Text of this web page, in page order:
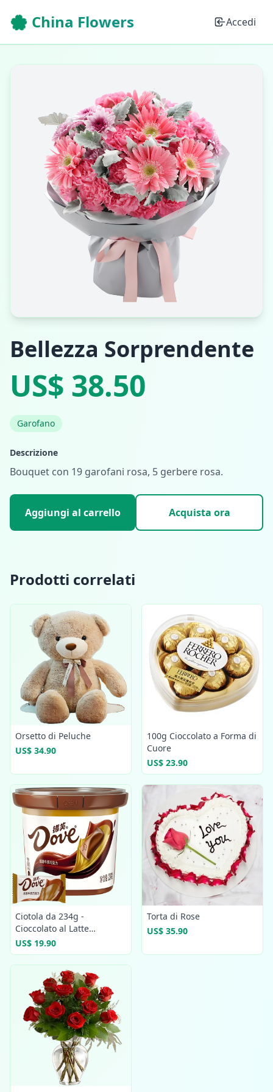
🌸 China Flowers Accedi
Bellezza Sorprendente
US$ 38.50
Garofano
Descrizione
Bouquet con 19 garofani rosa, 5 gerbere rosa.
Aggiungi al carrello Acquista ora
Prodotti correlati
Orsetto di Peluche
US$ 34.90
100g Cioccolato a Forma di
Cuore
US$ 23.90
Ciotola da 234g -
Cioccolato al Latte
Confezionato
US$ 19.90
Torta di Rose
US$ 35.90